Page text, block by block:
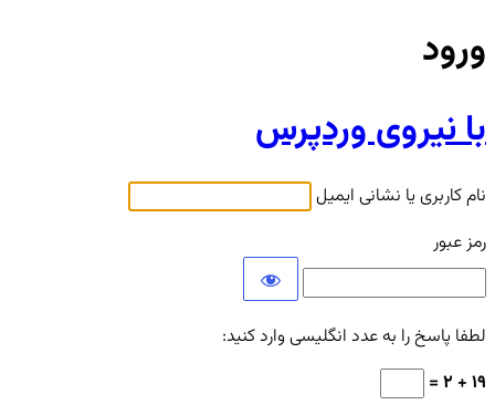
ورود
با نیروی وردپرس
نام کاربری یا نشانی ایمیل
رمز عبور
لطفا پاسخ را به عدد انگلیسی وارد کنید:
19 + 2 =